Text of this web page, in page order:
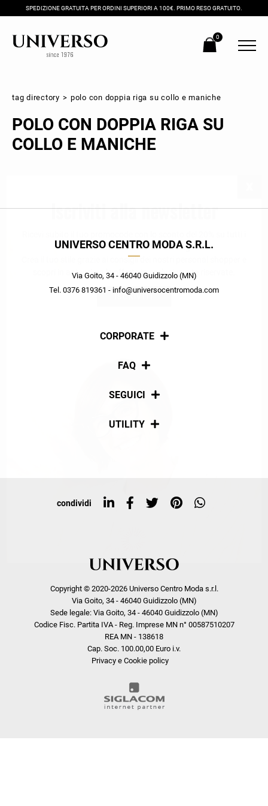
SPEDIZIONE GRATUITA PER ORDINI SUPERIORI A 100€. PRIMO RESO GRATUITO.
0
tag directory > polo con doppia riga su collo e maniche
POLO CON DOPPIA RIGA SU
COLLO E MANICHE
UNIVERSO CENTRO MODA S.R.L.
Via Goito, 34 - 46040 Guidizzolo (MN)
Tel. 0376 819361 - info@universocentromoda.com
CORPORATE
Chi siamo
FAQ
Pagamenti
SEGUICI
Social
UTILITY
Top ricerche
condividi
Copyright © 2020-2026 Universo Centro Moda s.r.l.
Via Goito, 34 - 46040 Guidizzolo (MN)
Sede legale: Via Goito, 34 - 46040 Guidizzolo (MN)
Codice Fisc. Partita IVA - Reg. Imprese MN n° 00587510207
REA MN - 138618
Cap. Soc. 100.00,00 Euro i.v.
Privacy e Cookie policy
Iscriviti alla newsletter
nuovi arrivi utilizzabile anche in negozio!
Crea il tuo stile grazie ai consigli dei nostri personal shopper e
scopri in anteprima le offerte in esclusiva a te riservate.
ISCRIVITI